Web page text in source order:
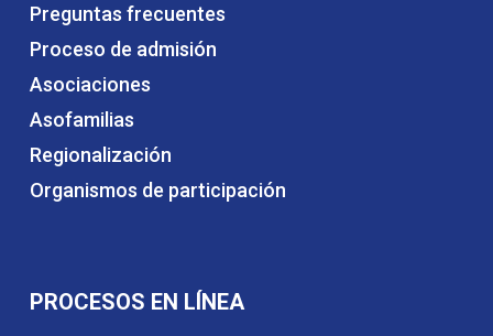
Preguntas frecuentes
Proceso de admisión
Asociaciones
Asofamilias
Regionalización
Organismos de participación
PROCESOS EN LÍNEA